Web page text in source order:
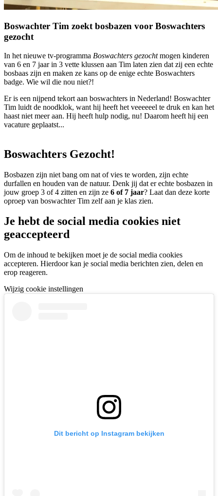
Boswachter Tim zoekt bosbazen voor Boswachters
gezocht
In het nieuwe tv-programma Boswachters gezochtmogen kinderen
van 6 en 7 jaar in 3 vette klussen aan Tim laten zien dat zij een echte
bosbaas zijn en maken ze kans op de enige echte Boswachters
badge. Wie wil die nou niet?!
Er is een nijpend tekort aan boswachters in Nederland! Boswachter
Tim luidt de noodklok, want hij heeft het veeeeeel te druk en kan het
haast niet meer aan. Hij heeft hulp nodig, nu! Daarom heeft hij een
vacature geplaatst...
Boswachters Gezocht!
Bosbazen zijn niet bang om nat of vies te worden, zijn echte
durfallen en houden van de natuur. Denk jij dat er echte bosbazen in
jouw groep 3 of 4 zitten en zijn ze 6 of 7 jaar? Laat dan deze korte
oproep van boswachter Tim zelf aan je klas zien.
Je hebt de social media cookies niet
geaccepteerd
Om de inhoud te bekijken moet je de social media cookies
accepteren. Hierdoor kan je social media berichten zien, delen en
erop reageren.
Wijzig cookie instellingen
Dit bericht op Instagram bekijken